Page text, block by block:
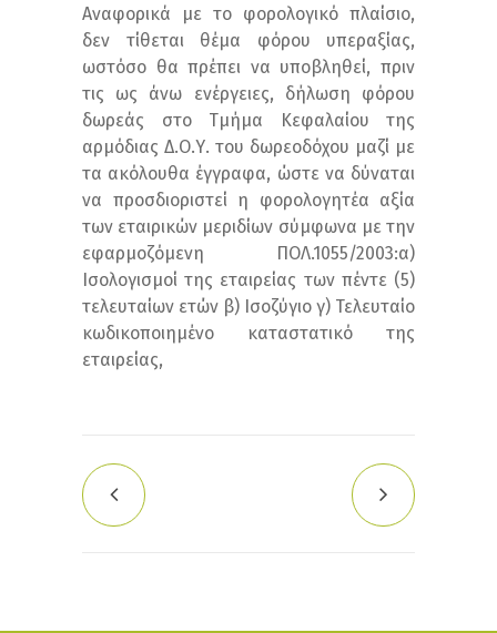
Αναφορικά με το φορολογικό πλαίσιο,
δεν τίθεται θέμα φόρου υπεραξίας,
ωστόσο θα πρέπει να υποβληθεί, πριν
τις ως άνω ενέργειες, δήλωση φόρου
δωρεάς στο Τμήμα Κεφαλαίου της
αρμόδιας Δ.Ο.Υ. του δωρεοδόχου μαζί με
τα ακόλουθα έγγραφα, ώστε να δύναται
να προσδιοριστεί η φορολογητέα αξία
των εταιρικών μεριδίων σύμφωνα με την
εφαρμοζόμενη ΠΟΛ.1055/2003:α)
Ισολογισμοί της εταιρείας των πέντε (5)
τελευταίων ετών β) Ισοζύγιο γ) Τελευταίο
κωδικοποιημένο καταστατικό της
εταιρείας,